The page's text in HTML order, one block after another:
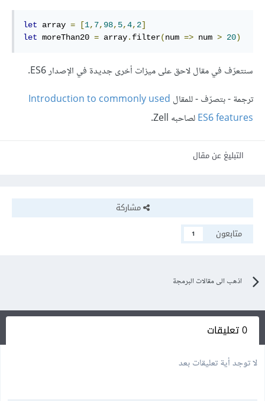
let array = [1, 7, 98, 5,4, 2]
let moreThan20 = array. filter(num => num > 20)
سنتعرّف في مقال لاحق على ميزات أخرى جديدة في الإصدار ES6.
ترجمة - بتصرّف - للمقال Introduction to commonly used
ES6 featuresلصاحبه Zell.
التبليغ عن مقال
مشاركة
متابعون
1
اذهب الى مقالات البرمجة
0 تعليقات
لا توجد أية تعليقات بعد